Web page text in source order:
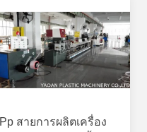
Pp สายการผลิตเครื่อง